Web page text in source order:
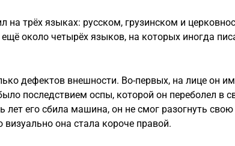
на трёх языках: русском, грузинском и
около четырёх языков, на которых иногда
дефектов внешности. Во-первых, на лице он
последствием оспы, которой он переболел в
лет его сбила машина, он не смог разогнуть
визуально она стала короче правой.